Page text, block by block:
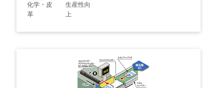
化学・皮
革
生産性向
上